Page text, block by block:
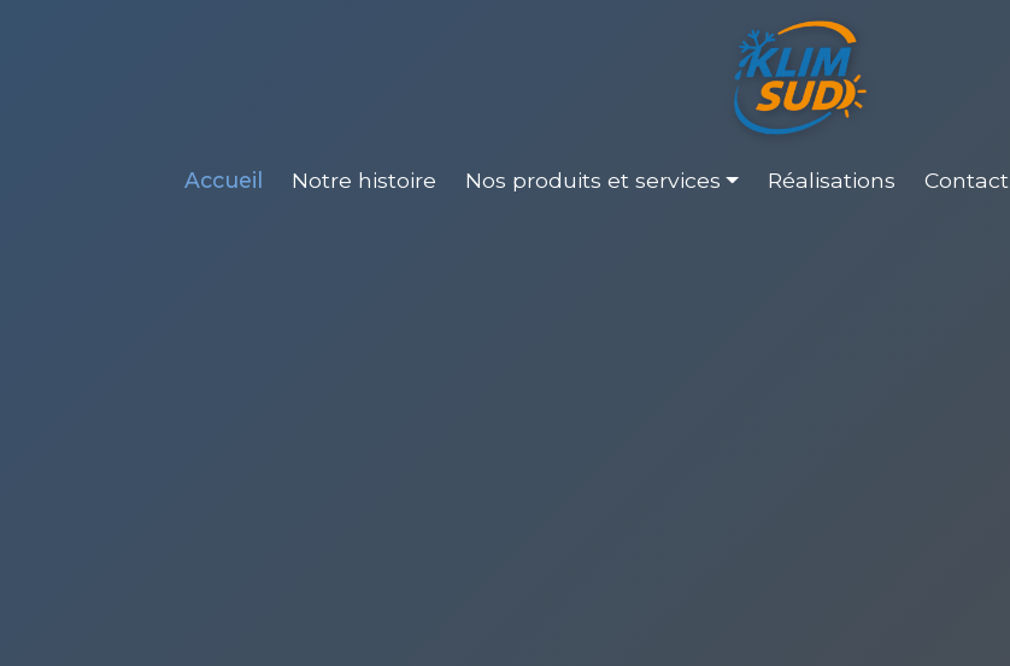
Accueil Notre histoire Nos produits et services Réalisations Contact